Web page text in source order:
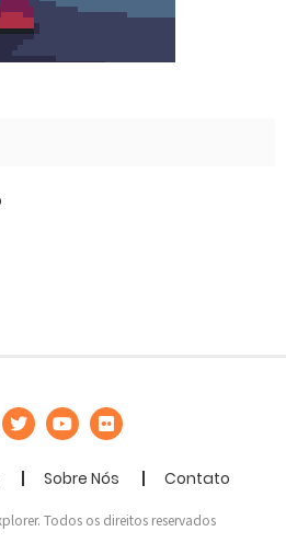
Sobre Nós Contato
Todos os direitos reservados